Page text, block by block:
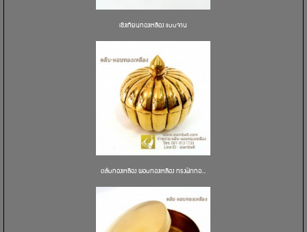
เชิงเทียนทองเหลือง แบบจาน
ตลับทองเหลือง ผอบทองเหลือง ทรงฟักทอ...